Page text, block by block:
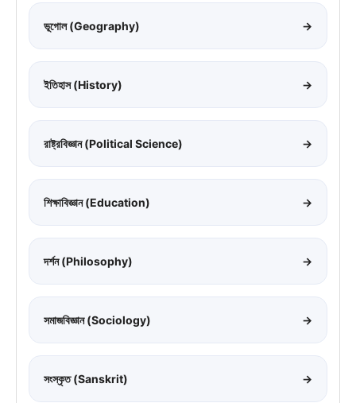
ভূগোল (Geography) →
ইতিহাস (History) →
রাষ্ট্রবিজ্ঞান (Political Science) →
শিক্ষাবিজ্ঞান (Education) →
দর্শন (Philosophy) →
সমাজবিজ্ঞান (Sociology) →
সংস্কৃত (Sanskrit) →